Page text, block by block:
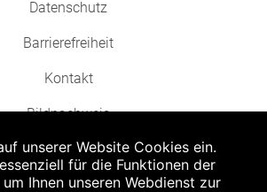
Datenschutz
Barrierefreiheit
Kontakt
Bildnachweis
unserer Website Cookies ein.
für die Funktionen der
Ihnen unseren Webdienst zur